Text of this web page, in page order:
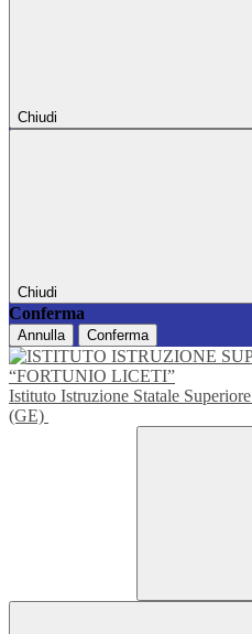
Chiudi
Chiudi
Conferma
Annulla Conferma
Istituto Istruzione Statale Superiore
(GE)